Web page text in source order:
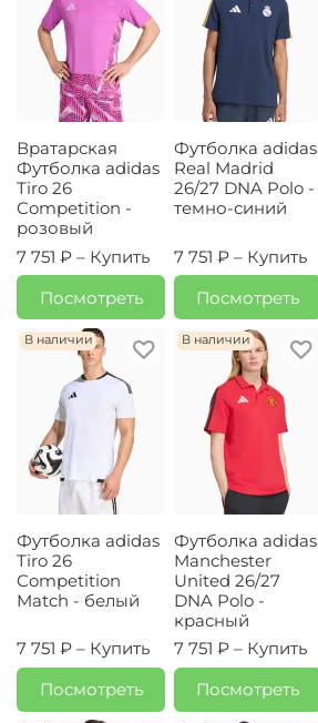
Вратарская
Футболка adidas
Tiro 26
Competition -
розовый
7 751 ₽ – Купить
Посмотреть
Футболка adidas
Real Madrid
26/27 DNA Polo -
темно-синий
7 751 ₽ – Купить
Посмотреть
В наличии
Футболка adidas
Tiro 26
Competition
Match - белый
7 751 ₽ – Купить
Посмотреть
В наличии
Футболка adidas
Manchester
United 26/27
DNA Polo -
красный
7 751 ₽ – Купить
Посмотреть